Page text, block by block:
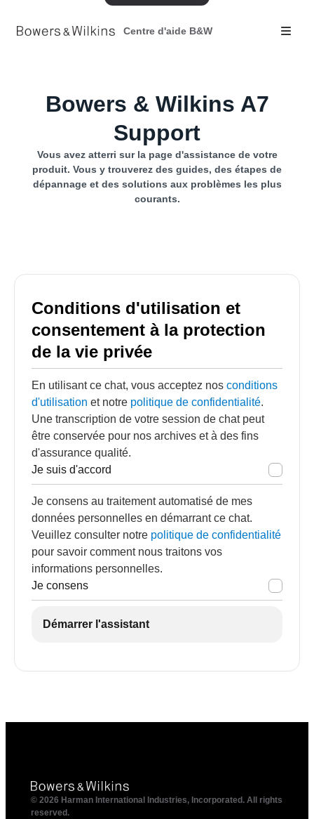
Centre d'aide B&W
Bowers & Wilkins A7
Support
Vous avez atterri sur la page d'assistance de votre
produit. Vous y trouverez des guides, des étapes de
dépannage et des solutions aux problèmes les plus
courants.
Conditions d'utilisation et
consentement à la protection
de la vie privée
En utilisant ce chat, vous acceptez nos conditions
d'utilisation et notre politique de confidentialité.
Une transcription de votre session de chat peut
être conservée pour nos archives et à des fins
d'assurance qualité.
Je suis d'accord
Je consens au traitement automatisé de mes
données personnelles en démarrant ce chat.
Veuillez consulter notre politique de confidentialité
pour savoir comment nous traitons vos
informations personnelles.
Je consens
Démarrer l'assistant
© 2026 Harman International Industries, Incorporated. All rights
reserved.